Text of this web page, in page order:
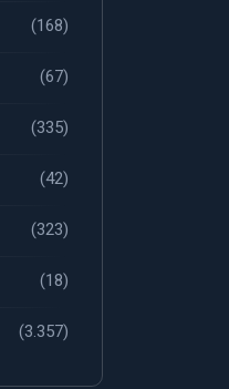
(168)
(67)
(335)
(42)
(323)
(18)
(3.357)